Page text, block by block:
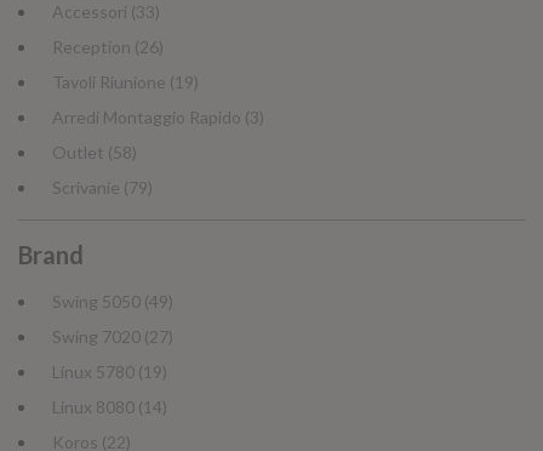
Accessori (33)
Reception (26)
Tavoli Riunione (19)
Arredi Montaggio Rapido (3)
Outlet (58)
Scrivanie (79)
Brand
Swing 5050 (49)
Swing 7020 (27)
Linux 5780 (19)
Linux 8080 (14)
Koros (22)